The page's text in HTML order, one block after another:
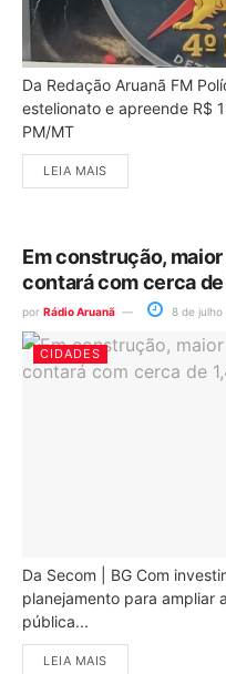
Da Redação Aruanã FM
estelionato e apreende R$
PM/MT
LEIA MAIS
Em construção,
contará com cerca de
por Rádio Aruanã 8 de julho
CIDADES
Da Secom | BG Com
planejamento para ampliar
pública...
LEIA MAIS